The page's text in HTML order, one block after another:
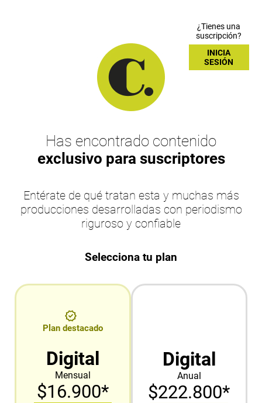
¿Tienes una
suscripción?
INICIA
SESIÓN
Has encontrado contenido
exclusivo para suscriptores
Entérate de qué tratan esta y muchas más
producciones desarrolladas con periodismo
riguroso y confiable
Selecciona tu plan
Plan destacado
Digital
Mensual
$16.900*
Digital
Anual
$222.800*